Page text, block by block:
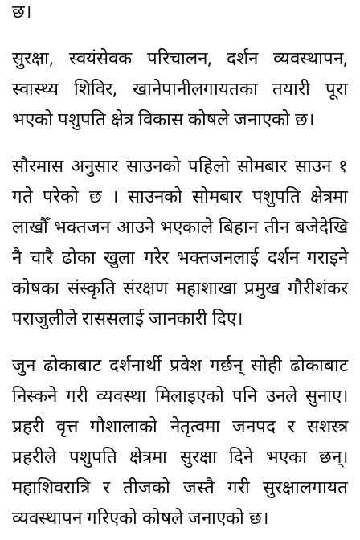
छ।
सुरक्षा, स्वयंसेवक परिचालन, दर्शन व्यवस्थापन,
स्वास्थ्य शिविर, खानेपानीलगायतका तयारी पूरा
भएको पशुपति क्षेत्र विकास कोषले जनाएको छ।
सौरमास अनुसार साउनको पहिलो सोमबार साउन १
गते परेको छ । साउनको सोमबार पशुपति क्षेत्रमा
लाखौँ भक्तजन आउने भएकाले बिहान तीन बजेदेखि
नै चारै ढोका खुला गरेर भक्तजनलाई दर्शन गराइने
कोषका संस्कृति संरक्षण महाशाखा प्रमुख गौरीशंकर
पराजुलीले राससलाई जानकारी दिए।
जुन ढोकाबाट दर्शनार्थी प्रवेश गर्छन् सोही ढोकाबाट
निस्कने गरी व्यवस्था मिलाइएको पनि उनले सुनाए।
प्रहरी वृत्त गौशालाको नेतृत्वमा जनपद र सशस्त्र
प्रहरीले पशुपति क्षेत्रमा सुरक्षा दिने भएका छन्।
महाशिवरात्रि र तीजको जस्तै गरी सुरक्षालगायत
व्यवस्थापन गरिएको कोषले जनाएको छ।